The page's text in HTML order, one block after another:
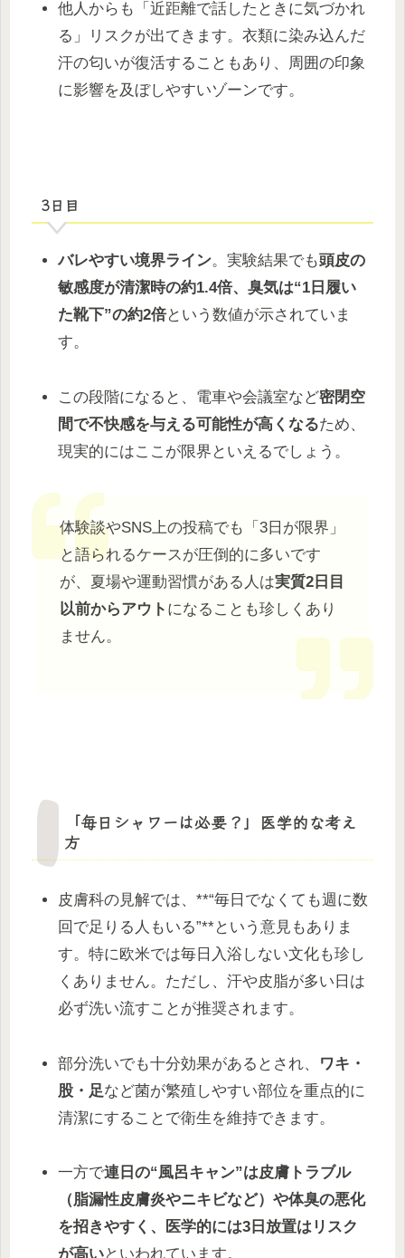
他人からも「近距離で話したときに気づかれ
る」リスクが出てきます。衣類に染み込んだ
汗の匂いが復活することもあり、周囲の印象
に影響を及ぼしやすいゾーンです。
3日目
バレやすい境界ライン。実験結果でも頭皮の
敏感度が清潔時の約1.4倍、臭気は“1日履い
た靴下”の約2倍という数値が示されていま
す。
この段階になると、電車や会議室など密閉空
間で不快感を与える可能性が高くなるため、
現実的にはここが限界といえるでしょう。
体験談やSNS上の投稿でも「3日が限界」
と語られるケースが圧倒的に多いです
が、夏場や運動習慣がある人は実質2日目
以前からアウト になることも珍しくあり
ません。
「毎日シャワーは必要？」医学的な考え
方
皮膚科の見解では、**“毎日でなくても週に数
回で足りる人もいる”**という意見もありま
す。特に欧米では毎日入浴しない文化も珍し
くありません。ただし、汗や皮脂が多い日は
必ず洗い流すことが推奨されます。
部分洗いでも十分効果があるとされ、 ワキ・
股・足など菌が繁殖しやすい部位を重点的に
清潔にすることで衛生を維持できます。
一方で連日の“風呂キャン”は皮膚トラブル
（脂漏性皮膚炎やニキビなど）や体臭の悪化
を招きやすく、医学的には3日放置はリスク
が高いといわれています。